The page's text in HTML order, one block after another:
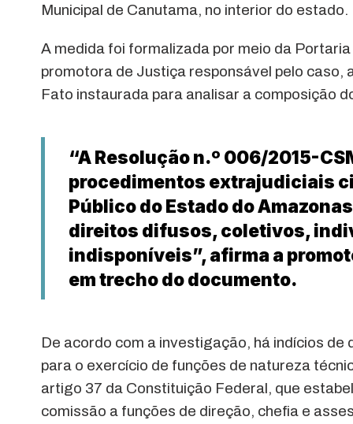
Municipal de Canutama, no interior do estado.
A medida foi formalizada por meio da
promotora de Justiça responsável pelo caso,
Fato instaurada para analisar a composição
“A Resolução n.º 006/2015-
procedimentos extrajudiciais
Público do Estado do
direitos difusos, coletivos,
indisponíveis”, afirma a
em trecho do documento.
De acordo com a investigação, há indícios
para o exercício de funções de natureza
artigo 37 da Constituição Federal, que
comissão a funções de direção, chefia e